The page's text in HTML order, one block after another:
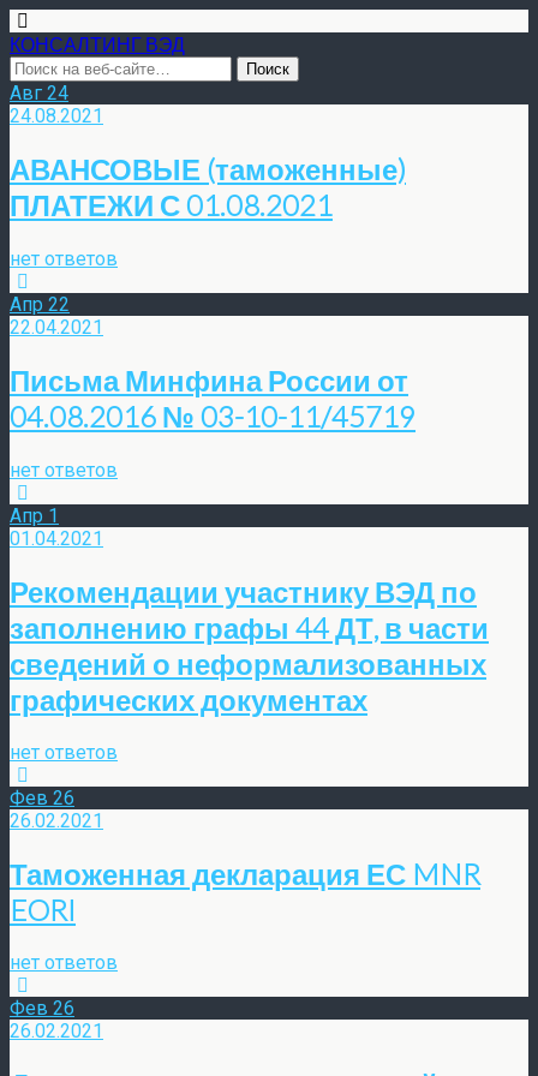
КОНСАЛТИНГ ВЭД
Авг 24
24.08.2021
АВАНСОВЫЕ (таможенные)
ПЛАТЕЖИ С 01.08.2021
нет ответов
Апр 22
22.04.2021
Письма Минфина России от
04.08.2016 № 03-10-11/45719
нет ответов
Апр 1
01.04.2021
Рекомендации участнику ВЭД по
заполнению графы 44 ДТ, в части
сведений о неформализованных
графических документах
нет ответов
Фев 26
26.02.2021
Таможенная декларация ЕС MNR
EORI
нет ответов
Фев 26
26.02.2021